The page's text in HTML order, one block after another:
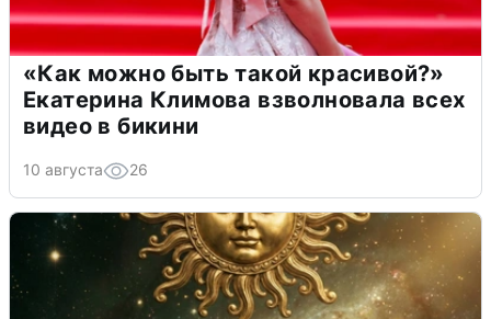
«Как можно быть такой красивой?»
Екатерина Климова взволновала всех
видео в бикини
10 августа 26